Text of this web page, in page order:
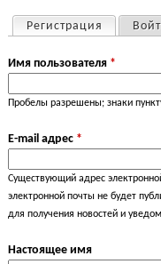
ВЫ ЗДЕСЬ
Главные вкладки
Регистрация
Имя пользователя *
Пробелы разрешены; знаки
E-mail адрес *
Существующий адрес
электронной почты не будет
для получения новостей и
Настоящее имя